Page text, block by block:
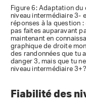
Figure 6: Adaptation
niveau intermédiaire 3-
réponses à la question
pas faites auparavant
maintenant en
graphique de droite
des randonnées que tu
danger 3, mais que tu
niveau intermédiaire
Fiabilité des